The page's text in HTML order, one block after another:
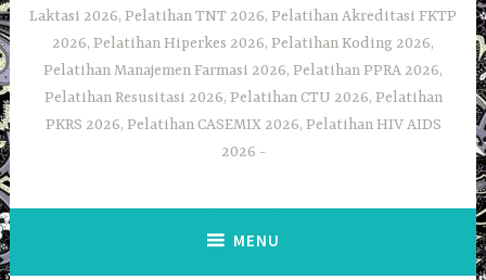
Laktasi 2026, Pelatihan TNT 2026, Pelatihan Akreditasi FKTP
2026, Pelatihan Hiperkes 2026, Pelatihan Koding 2026,
Pelatihan Manajemen Farmasi 2026, Pelatihan PPRA 2026,
Pelatihan Resusitasi 2026, Pelatihan CTU 2026, Pelatihan
PKRS 2026, Pelatihan CASEMIX 2026, Pelatihan HIV AIDS
2026
MENU